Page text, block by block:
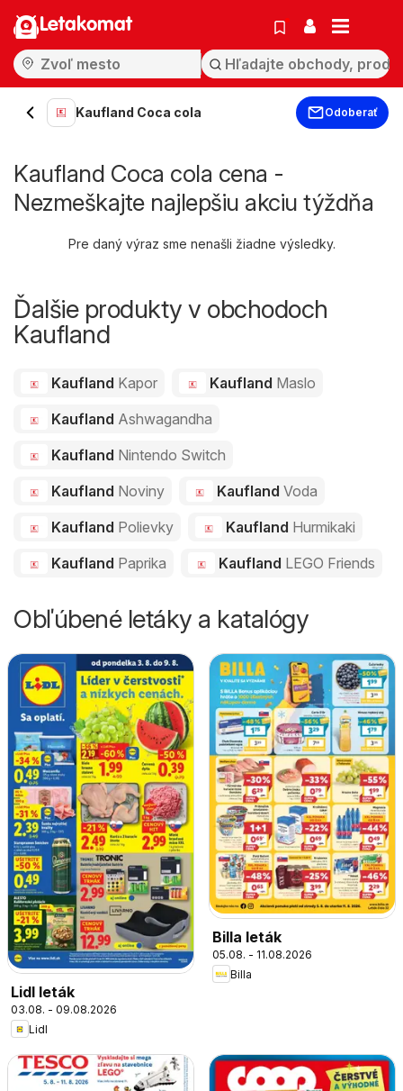
Letakomat
Kaufland Coca cola Odoberať
Kaufland Coca cola cena -
Nezmeškajte najlepšiu akciu týždňa
Pre daný výraz sme nenašli žiadne výsledky.
Ďalšie produkty v obchodoch
Kaufland
Kaufland Kapor Kaufland Maslo
Kaufland Ashwagandha
Kaufland Nintendo Switch
Kaufland Noviny Kaufland Voda
Kaufland Polievky Kaufland Hurmikaki
Kaufland Paprika Kaufland LEGO Friends
Obľúbené letáky a katalógy
Lidl leták
03.08. - 09.08.2026
Lidl
Billa leták
05.08. - 11.08.2026
Billa